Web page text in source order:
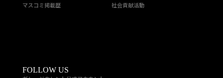
マスコミ掲載歴
社会貢献活動
FOLLOW US